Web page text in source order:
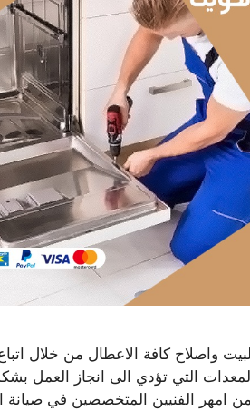
واصلاح كافة الاعطال من خلال
التي تؤدي الى انجاز العمل
امهر الفنيين المتخصصين في صيانة